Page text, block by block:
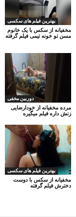
بهترین فیلم های سکسی
مخفیانه از سکس با یک خانوم
مسن تو خونه تیمی فیلم گرفته
دوربین مخفی
مرده مخفیانه از خودارضایی
زنش داره فیلم میگیره
بهترین فیلم های سکسی
مخفیانه از سکس با دوست
دخترش فیلم گرفته